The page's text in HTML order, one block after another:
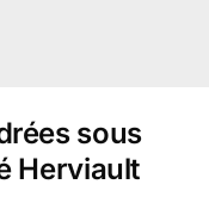
sous
Herviault